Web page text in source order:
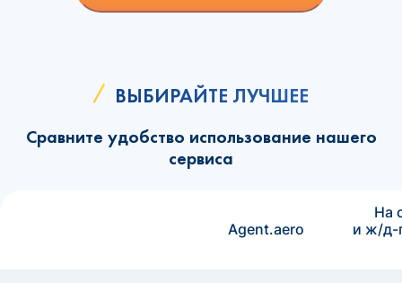
ВЫБИРАЙТЕ ЛУЧШЕЕ
Сравните удобство использование нашего
сервиса
Agent.aero
На
и ж/д-